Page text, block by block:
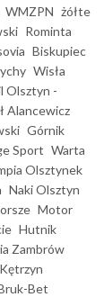
WMZPN żółte
Rominta
Biskupiec
Wisła
Olsztyn -
Alancewicz
Górnik
Sport Warta
Olsztynek
Naki Olsztyn
Motor
Hutnik
Zambrów
Bet